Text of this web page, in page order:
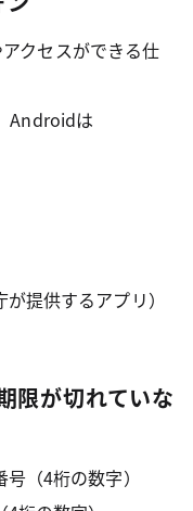
クセスができる仕
Androidは
提供するアプリ）
限が切れていな
（4桁の数字）